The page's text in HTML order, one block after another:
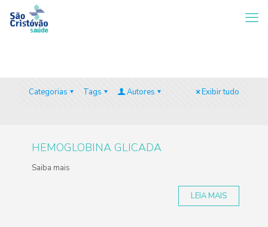
Categorias Tags Autores Exibir tudo
HEMOGLOBINA GLICADA
Saiba mais
LEIA MAIS